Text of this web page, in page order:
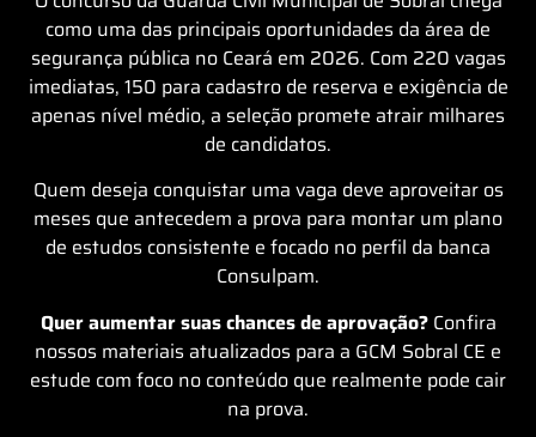
como uma das principais oportunidades da área de
segurança pública no Ceará em 2026. Com 220 vagas
imediatas, 150 para cadastro de reserva e exigência de
apenas nível médio, a seleção promete atrair milhares
de candidatos.
Quem deseja conquistar uma vaga deve aproveitar os
meses que antecedem a prova para montar um plano
de estudos consistente e focado no perfil da banca
Consulpam.
Quer aumentar suas chances de aprovação?Confira
nossos materiais atualizados para a GCM Sobral CE e
estude com foco no conteúdo que realmente pode cair
na prova.